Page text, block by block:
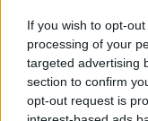
If you wish to opt-
processing of your
targeted advertising
section to confirm
opt-out request is